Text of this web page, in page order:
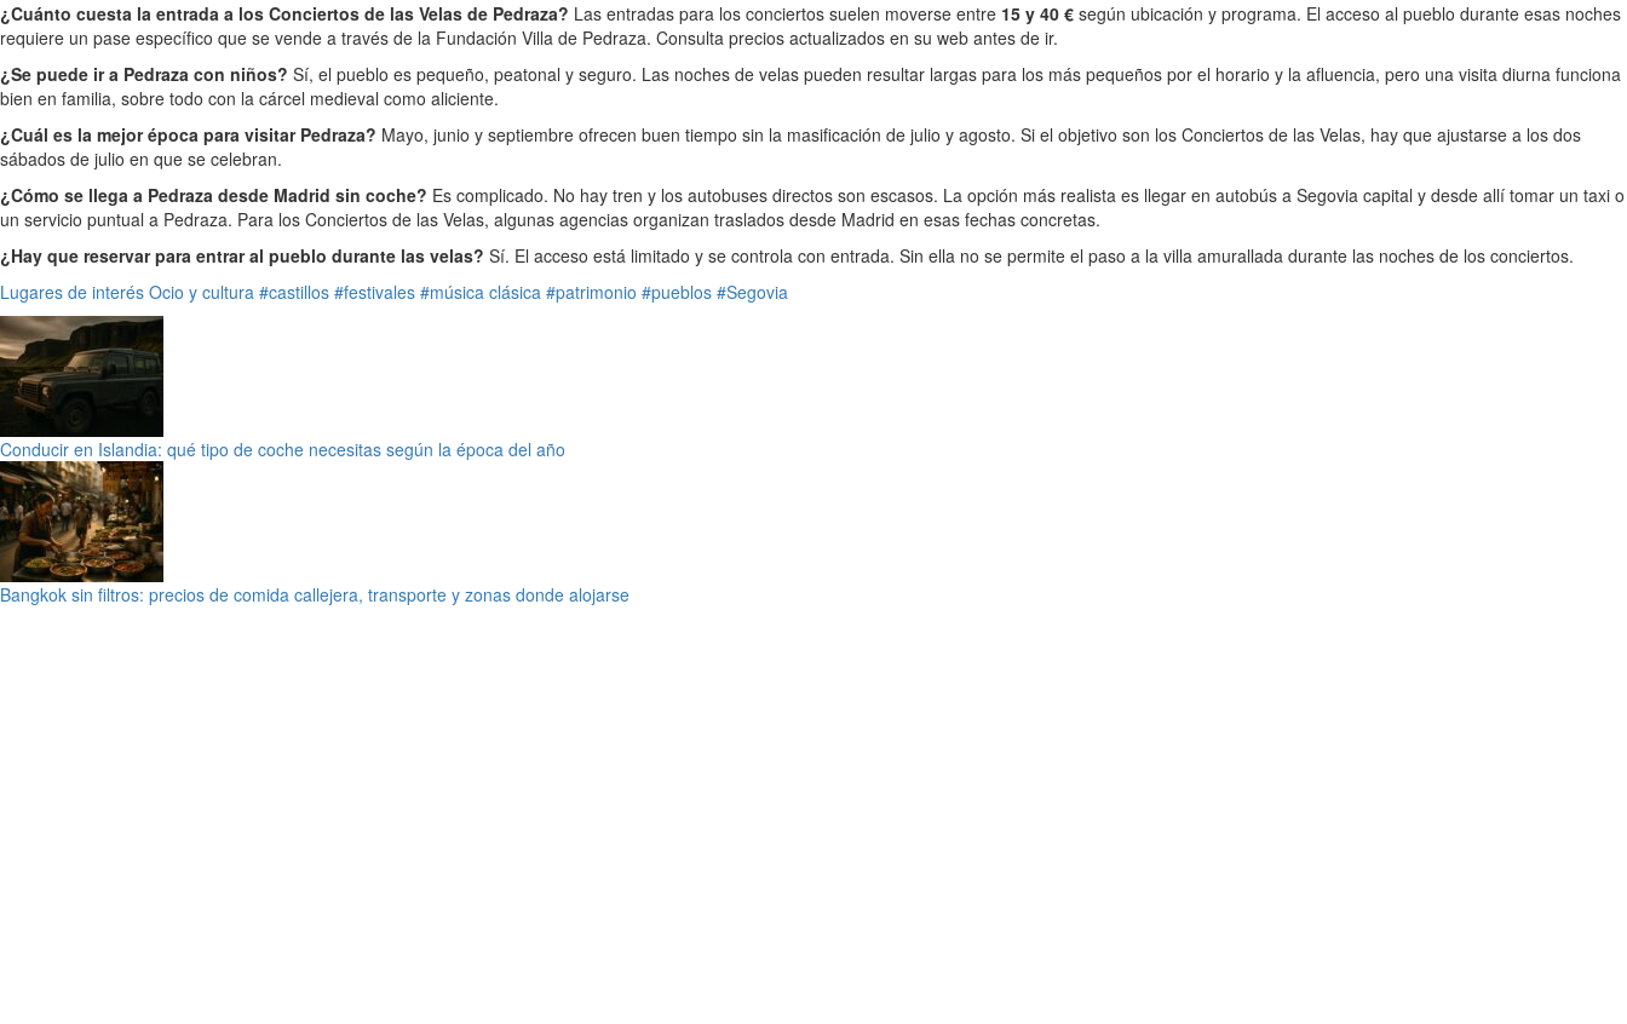
¿Cuánto cuesta la entrada a los Conciertos de las Velas de Pedraza? Las entradas para los conciertos suelen moverse entre 15 y 40 € según ubicación y programa. El acceso al pueblo durante esas noches
requiere un pase específico que se vende a través de la Fundación Villa de Pedraza. Consulta precios actualizados en su web antes de ir.
¿Se puede ir a Pedraza con niños? Sí, el pueblo es pequeño, peatonal y seguro. Las noches de velas pueden resultar largas para los más pequeños por el horario y la afluencia, pero una visita diurna funciona
bien en familia, sobre todo con la cárcel medieval como aliciente.
¿Cuál es la mejor época para visitar Pedraza? Mayo, junio y septiembre ofrecen buen tiempo sin la masificación de julio y agosto. Si el objetivo son los Conciertos de las Velas, hay que ajustarse a los dos
sábados de julio en que se celebran.
¿Cómo se llega a Pedraza desde Madrid sin coche? Es complicado. No hay tren y los autobuses directos son escasos. La opción más realista es llegar en autobús a Segovia capital y desde allí tomar un taxi o
un servicio puntual a Pedraza. Para los Conciertos de las Velas, algunas agencias organizan traslados desde Madrid en esas fechas concretas.
¿Hay que reservar para entrar al pueblo durante las velas? Sí. El acceso está limitado y se controla con entrada. Sin ella no se permite el paso a la villa amurallada durante las noches de los conciertos.
Lugares de interés Ocio y cultura #castillos #festivales #música clásica #patrimonio #pueblos #Segovia
Conducir en Islandia: qué tipo de coche necesitas según la época del año
Bangkok sin filtros: precios de comida callejera, transporte y zonas donde alojarse